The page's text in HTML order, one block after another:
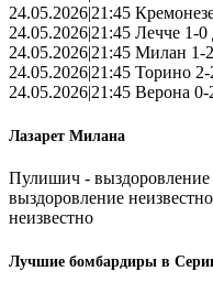
24.05.2026|21:45
24.05.2026|21:45 Лечче 1-
24.05.2026|21:45 Милан 1-
24.05.2026|21:45 Торино
24.05.2026|21:45 Верона
Лазарет Милана
Пулишич -
выздоровление
неизвестно
Лучшие бомбардиры в